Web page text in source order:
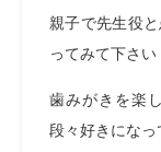
親子で先生役
ってみて下さい
歯みがきを楽
段々好きになっ